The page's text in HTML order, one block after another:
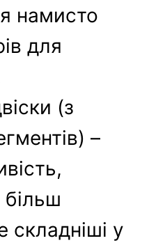
намисто
для
(з
–
у